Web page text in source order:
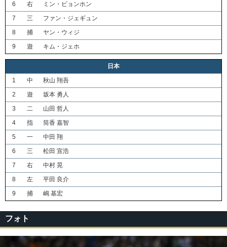
6
右
ミン・ビョンホン
7
三
ファン・ジェギュン
8
捕
ヤン・ウィジ
9
遊 キム・ジェホ
日本
1
中
秋山 翔吾
2
遊
坂本 勇人
3
二
山田 哲人
4
指
筒香 嘉智
5
一
中田 翔
6
三
松田 宣浩
7
右
中村 晃
8
左
平田 良介
9
捕 嶋 基宏
フォト